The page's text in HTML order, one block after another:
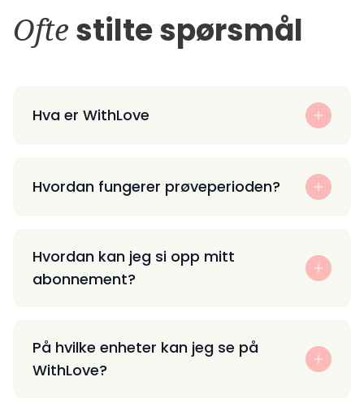
Ofte stilte spørsmål
Hva er WithLove
Hvordan fungerer prøveperioden?
Hvordan kan jeg si opp mitt
abonnement?
På hvilke enheter kan jeg se på
WithLove?